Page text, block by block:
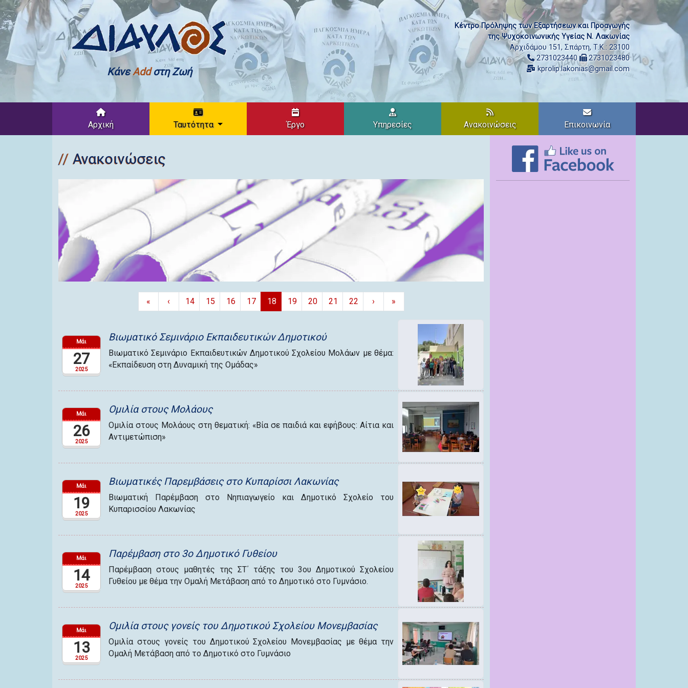
ΚάνεAddστη Ζωή
Κέντρο Πρόληψης των Εξαρτήσεων και Προαγωγής
της Ψυχοκοινωνικής Υγείας Ν. Λακωνίας
Αρχιδάμου 151, Σπάρτη, Τ.Κ.: 23100
2731023440
2731023480
kprolip.lakonias@gmail.com
Αρχική Ταυτότητα Έργο Υπηρεσίες Ανακοινώσεις Επικοινωνία
Ανακοινώσεις
« ‹ 14 15 16 17 18 19 20 21 22 › »
2025
Μάι
27
Βιωματικό Σεμινάριο Εκπαιδευτικών Δημοτικού
Βιωματικό Σεμινάριο Εκπαιδευτικών Δημοτικού Σχολείου Μολάων με θέμα:
«Εκπαίδευση στη Δυναμική της Ομάδας»
2025
Μάι
26
Ομιλία στους Μολάους
Ομιλία στους Μολάους στη θεματική: «Βία σε παιδιά και εφήβους: Αίτια και
Αντιμετώπιση»
2025
Μάι
19
Βιωματικές Παρεμβάσεις στο Κυπαρίσσι Λακωνίας
Βιωματική Παρέμβαση στο Νηπιαγωγείο και Δημοτικό Σχολείο του
Κυπαρισσίου Λακωνίας
2025
Μάι
14
Παρέμβαση στο 3ο Δημοτικό Γυθείου
Παρέμβαση στους μαθητές της ΣΤ΄ τάξης του 3ου Δημοτικού Σχολείου
Γυθείου με θέμα την Ομαλή Μετάβαση από το Δημοτικό στο Γυμνάσιο.
2025
Μάι
13
Ομιλία στους γονείς του Δημοτικού Σχολείου Μονεμβασίας
Ομιλία στους γονείς του Δημοτικού Σχολείου Μονεμβασίας με θέμα την
Ομαλή Μετάβαση από το Δημοτικό στο Γυμνάσιο